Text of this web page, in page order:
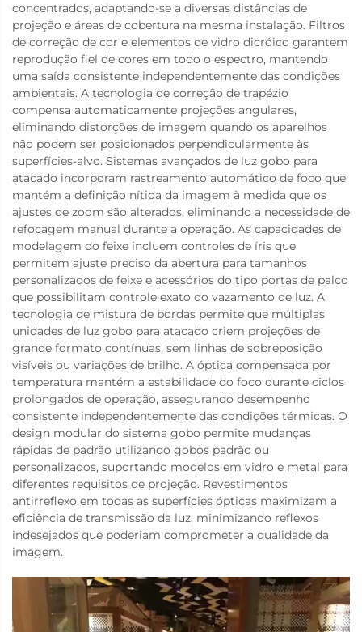
concentrados, adaptando-se a diversas distâncias de
projeção e áreas de cobertura na mesma instalação. Filtros
de correção de cor e elementos de vidro dicróico garantem
reprodução fiel de cores em todo o espectro, mantendo
uma saída consistente independentemente das condições
ambientais. A tecnologia de correção de trapézio
compensa automaticamente projeções angulares,
eliminando distorções de imagem quando os aparelhos
não podem ser posicionados perpendicularmente às
superfícies-alvo. Sistemas avançados de luz gobo para
atacado incorporam rastreamento automático de foco que
mantém a definição nítida da imagem à medida que os
ajustes de zoom são alterados, eliminando a necessidade de
refocagem manual durante a operação. As capacidades de
modelagem do feixe incluem controles de íris que
permitem ajuste preciso da abertura para tamanhos
personalizados de feixe e acessórios do tipo portas de palco
que possibilitam controle exato do vazamento de luz. A
tecnologia de mistura de bordas permite que múltiplas
unidades de luz gobo para atacado criem projeções de
grande formato contínuas, sem linhas de sobreposição
visíveis ou variações de brilho. A óptica compensada por
temperatura mantém a estabilidade do foco durante ciclos
prolongados de operação, assegurando desempenho
consistente independentemente das condições térmicas. O
design modular do sistema gobo permite mudanças
rápidas de padrão utilizando gobos padrão ou
personalizados, suportando modelos em vidro e metal para
diferentes requisitos de projeção. Revestimentos
antirreflexo em todas as superfícies ópticas maximizam a
eficiência de transmissão da luz, minimizando reflexos
indesejados que poderiam comprometer a qualidade da
imagem.